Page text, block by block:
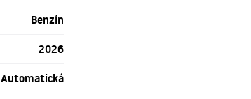
Benzín
2026
Automatická